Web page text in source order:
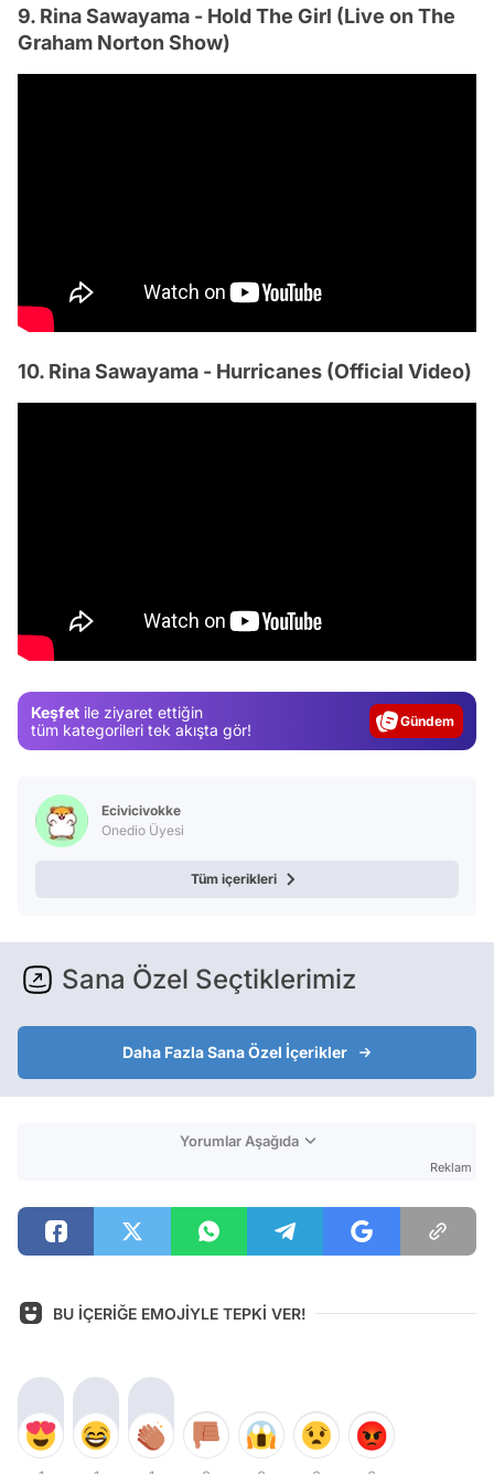
9. Rina Sawayama - Hold The Girl (Live on The
Graham Norton Show)
10. Rina Sawayama - Hurricanes (Official Video)
Keşfet ile ziyaret ettiğin
tüm kategorileri tek akışta gör!
Gündem
Ecivicivokke
Onedio Üyesi
Tüm içerikleri
Sana Özel Seçtiklerimiz
Daha Fazla Sana Özel İçerikler
Yorumlar Aşağıda
Reklam
BU İÇERİĞE EMOJİYLE TEPKİ VER!